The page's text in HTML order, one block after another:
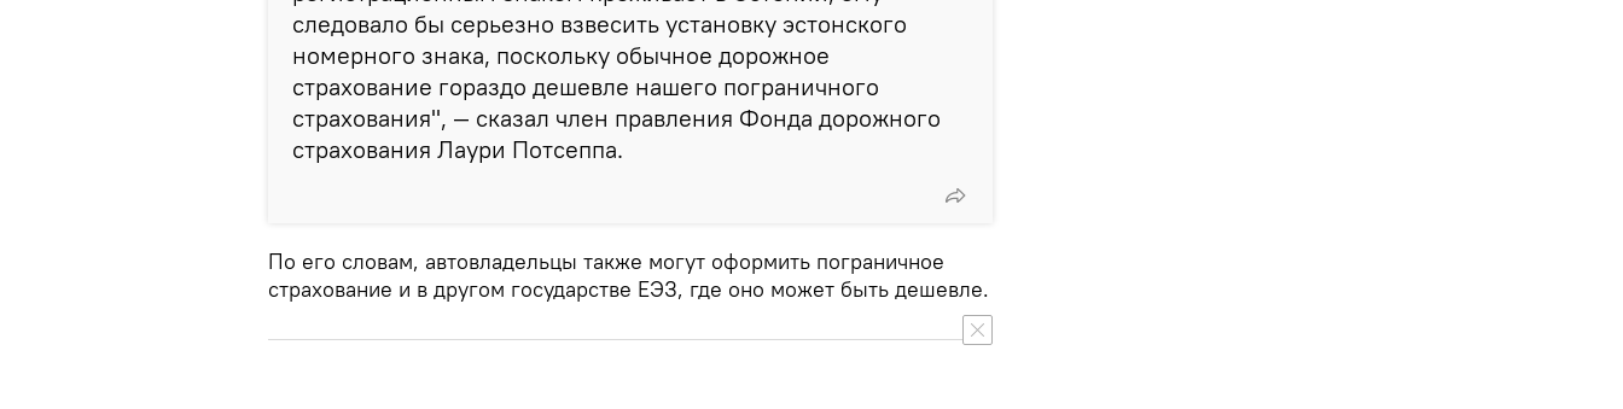
следовало бы серьезно взвесить установку эстонского
номерного знака, поскольку обычное дорожное
страхование гораздо дешевле нашего пограничного
страхования", — сказал член правления Фонда дорожного
страхования Лаури Потсеппа.
По его словам, автовладельцы также могут оформить пограничное
страхование и в другом государстве ЕЭЗ, где оно может быть дешевле.